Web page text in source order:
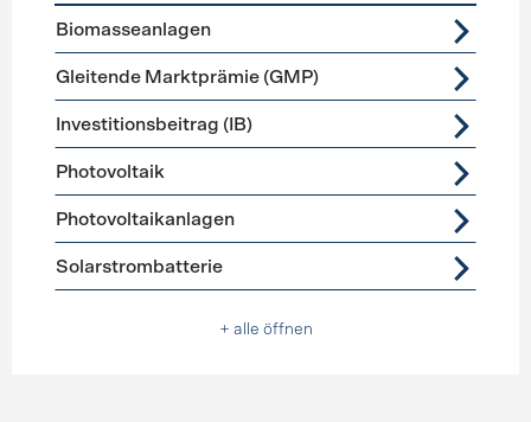
Förderprogramme
Biomasseanlagen
Gleitende Marktprämie (GMP)
Investitionsbeitrag (IB)
Photovoltaik
Photovoltaikanlagen
Solarstrombatterie
+ alle öffnen